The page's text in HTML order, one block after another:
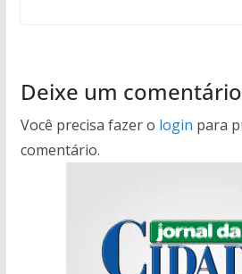
Deixe um comentário
Você precisa fazer o login para
comentário.